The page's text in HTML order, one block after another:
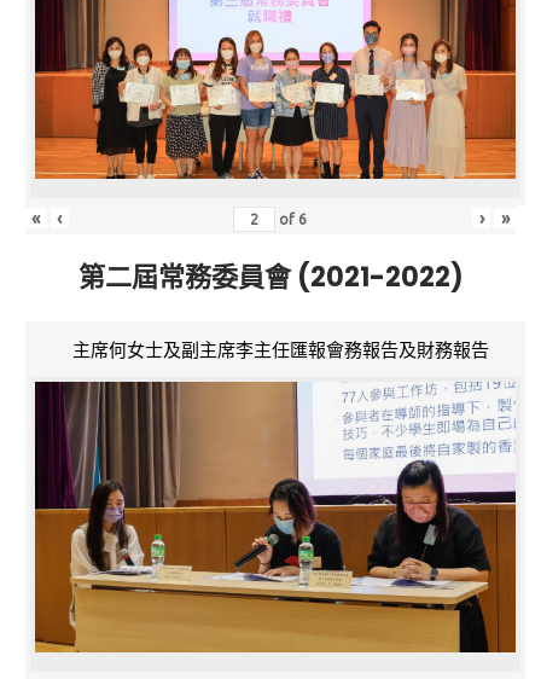
« ‹ of 6 › »
第二屆常務委員會 (2021-2022)
主席何女士及副主席李主任匯報會務報告及財務報告